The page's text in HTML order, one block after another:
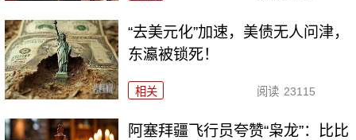
“去美元化”加速，美债无人问津，
东瀛被锁死！
相关 阅读 23115
阿塞拜疆飞行员夸赞“枭龙”：比比